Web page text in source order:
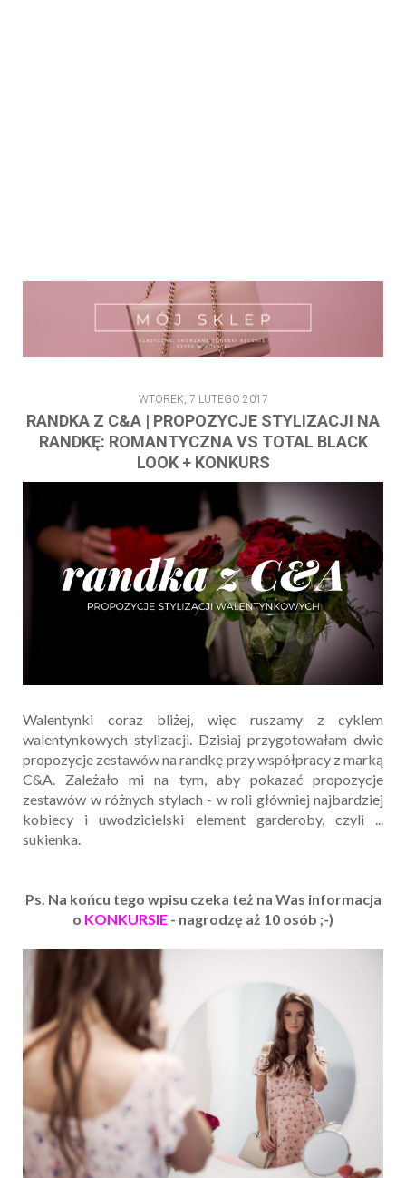
WTOREK, 7 LUTEGO 2017
RANDKA Z C&A | PROPOZYCJE STYLIZACJI NA
RANDKĘ: ROMANTYCZNA VS TOTAL BLACK
LOOK + KONKURS
Walentynki coraz bliżej, więc ruszamy z cyklem
walentynkowych stylizacji. Dzisiaj przygotowałam dwie
propozycje zestawów na randkę przy współpracy z marką
C&A. Zależało mi na tym, aby pokazać propozycje
zestawów w różnych stylach - w roli główniej najbardziej
kobiecy i uwodzicielski element garderoby, czyli ...
sukienka.
Ps. Na końcu tego wpisu czeka też na Was informacja
o KONKURSIE - nagrodzę aż 10 osób ;-)